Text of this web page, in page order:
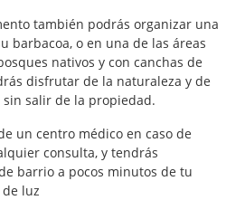
también podrás organizar una
barbacoa, o en una de las áreas
nativos y con canchas de
disfrutar de la naturaleza y de
salir de la propiedad.
un centro médico en caso de
consulta, y tendrás
barrio a pocos minutos de tu
luz